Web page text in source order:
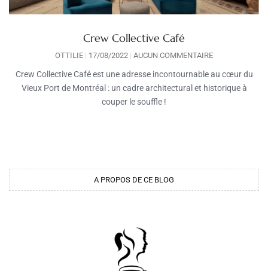
Crew Collective Café
OTTILIE 17/08/2022 AUCUN COMMENTAIRE
Crew Collective Café est une adresse incontournable au cœur du
Vieux Port de Montréal : un cadre architectural et historique à
couper le souffle !
A PROPOS DE CE BLOG